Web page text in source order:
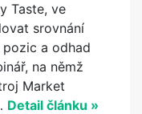
Taste, ve
srovnání
a odhad
na němž
Market
Detail článku »